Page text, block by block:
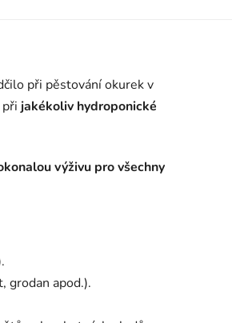
při pěstování okurek v
jakékoliv hydroponické
výživu pro všechny
grodan apod.).